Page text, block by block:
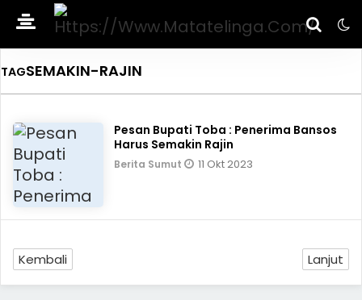
TAGSEMAKIN-RAJIN
Pesan Bupati Toba : Penerima Bansos
Harus Semakin Rajin
Berita Sumut 11 Okt 2023
Kembali Lanjut